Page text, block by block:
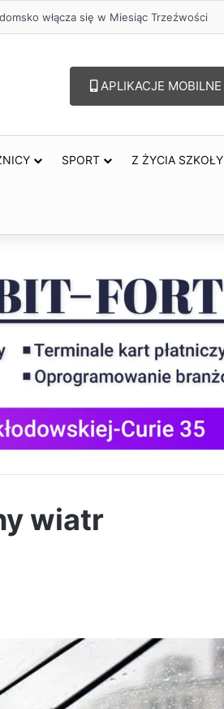
włącza się w Miesiąc Trzeźwości
APLIKACJE MOBILNE
SPORT Z ŻYCIA SZKOŁY
wiatr